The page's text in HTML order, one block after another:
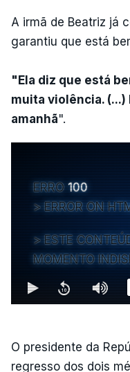
A irmã de Beatriz já
garantiu que está
"Ela diz que está
muita violência. (...)
amanhã".
ERRO 100
ERROR ON
ESTE
MOMENTO
O presidente da
regresso dos dois